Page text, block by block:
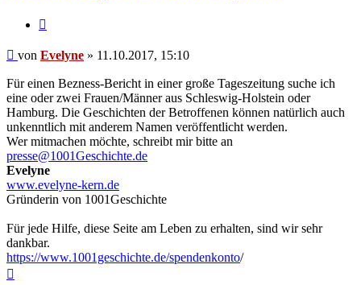
Beitrag
von Evelyne » 11.10.2017, 15:10
Für einen Bezness-Bericht in einer große Tageszeitung suche ich
eine oder zwei Frauen/Männer aus Schleswig-Holstein oder
Hamburg. Die Geschichten der Betroffenen können natürlich auch
unkenntlich mit anderem Namen veröffentlicht werden.
Wer mitmachen möchte, schreibt mir bitte an
presse@1001Geschichte.de
Evelyne
www.evelyne-kern.de
Gründerin von 1001Geschichte
Für jede Hilfe, diese Seite am Leben zu erhalten, sind wir sehr
dankbar.
https://www.1001geschichte.de/spendenkonto/